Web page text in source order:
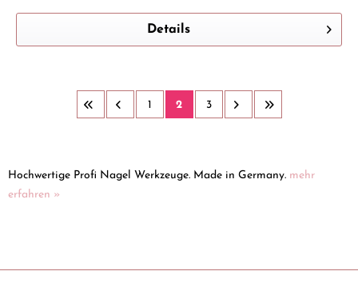
Details
1 2 3
Hochwertige Profi Nagel Werkzeuge. Made in Germany. mehr
erfahren »